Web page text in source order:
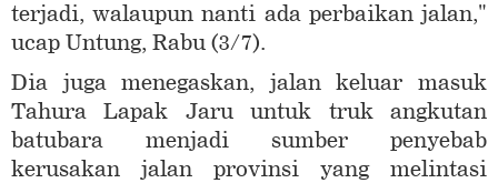
terjadi, walaupun nanti ada perbaikan jalan,"
ucap Untung, Rabu (3/7).
Dia juga menegaskan, jalan keluar masuk
Tahura Lapak Jaru untuk truk angkutan
batubara menjadi sumber penyebab
kerusakan jalan provinsi yang melintasi